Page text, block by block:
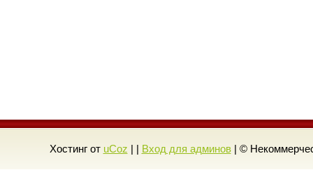
Хостинг от uCoz Вход для админов| ©